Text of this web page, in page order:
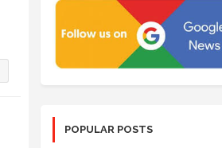
POPULAR POSTS